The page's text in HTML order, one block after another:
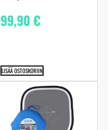
99,90€
LISÄÄ OSTOSKORIIN